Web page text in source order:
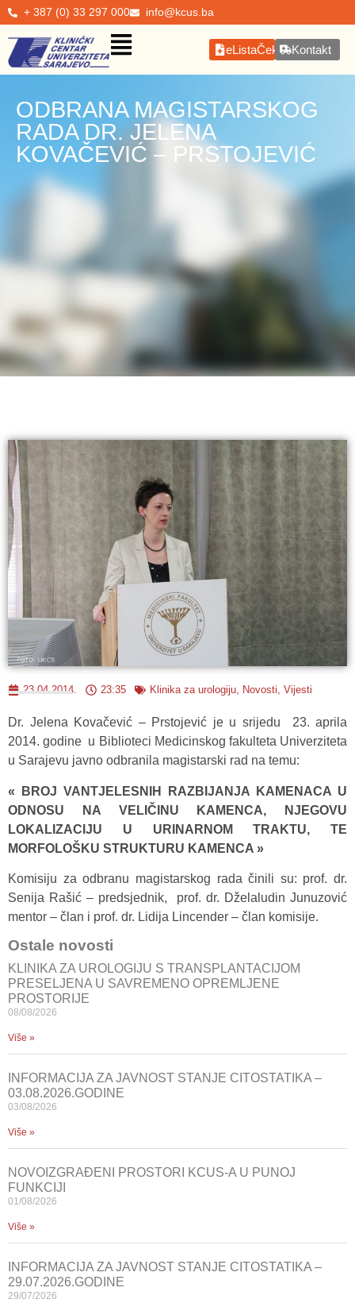
+ 387 (0) 33 297 000 info@kcus.ba
eListaČekanjaKontakt
ODBRANA MAGISTARSKOG
RADA DR. JELENA
KOVAČEVIĆ – PRSTOJEVIĆ
23.04.2014. 23:35 Klinika za urologiju, Novosti, Vijesti
Dr. Jelena Kovačević – Prstojević je u srijedu 23. aprila
2014. godine u Biblioteci Medicinskog fakulteta Univerziteta
u Sarajevu javno odbranila magistarski rad na temu:
« BROJ VANTJELESNIH RAZBIJANJA KAMENACA U
ODNOSU NA VELIČINU KAMENCA, NJEGOVU
LOKALIZACIJU U URINARNOM TRAKTU, TE
MORFOLOŠKU STRUKTURU KAMENCA »
Komisiju za odbranu magistarskog rada činili su: prof. dr.
Senija Rašić – predsjednik, prof. dr. Dželaludin Junuzović
mentor – član i prof. dr. Lidija Lincender – član komisije.
Ostale novosti
KLINIKA ZA UROLOGIJU S TRANSPLANTACIJOM
PRESELJENA U SAVREMENO OPREMLJENE
PROSTORIJE
08/08/2026
Više »
INFORMACIJA ZA JAVNOST STANJE CITOSTATIKA –
03.08.2026.GODINE
03/08/2026
Više »
NOVOIZGRAĐENI PROSTORI KCUS-A U PUNOJ
FUNKCIJI
01/08/2026
Više »
INFORMACIJA ZA JAVNOST STANJE CITOSTATIKA –
29.07.2026.GODINE
29/07/2026